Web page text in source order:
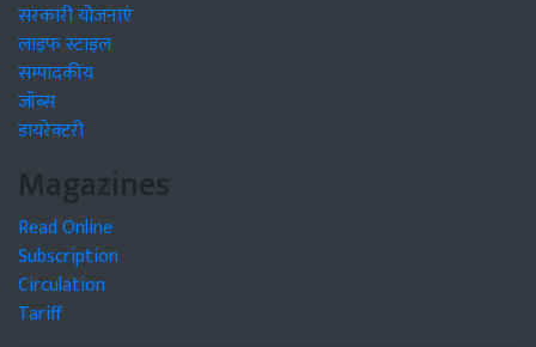
सरकारी योजनाएं
लाइफ स्टाइल
सम्पादकीय
जॉब्स
डायरेक्टरी
Magazines
Read Online
Subscription
Circulation
Tariff